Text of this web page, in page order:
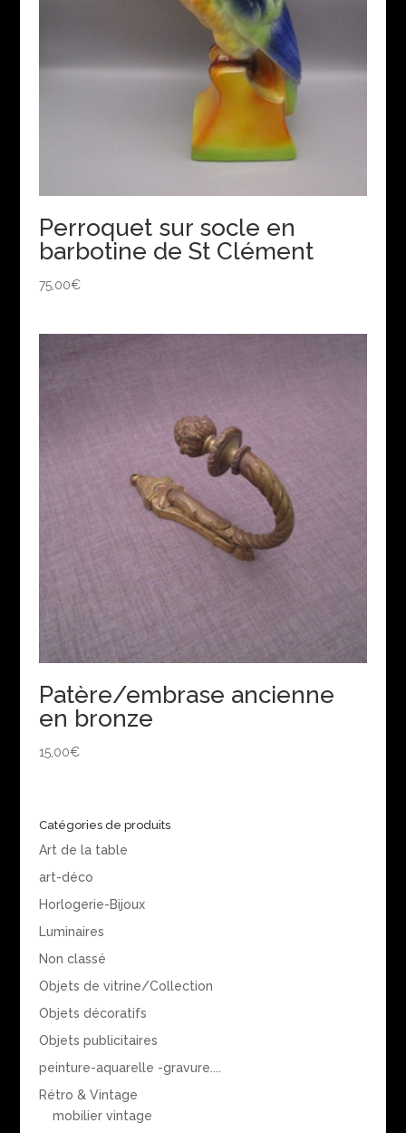
Perroquet sur socle en
barbotine de St Clément
75,00€
Patère/embrase ancienne
en bronze
15,00€
Catégories de produits
Art de la table
art-déco
Horlogerie-Bijoux
Luminaires
Non classé
Objets de vitrine/Collection
Objets décoratifs
Objets publicitaires
peinture-aquarelle -gravure....
Rétro & Vintage
mobilier vintage